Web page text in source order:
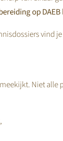
slechts 2%. Dit
derde van alle
te laten
zijn
dan en met
op
vind
Niet alle